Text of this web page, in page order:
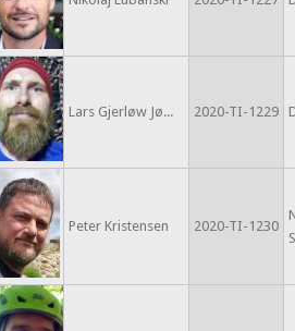
Lars Gjerløw Jø... 2020-TI-1229
Peter Kristensen 2020-TI-1230